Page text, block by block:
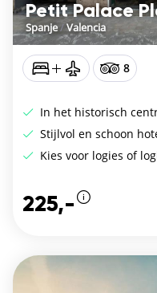
Petit Palace
Spanje/Valencia
8
In het historisch
Stijlvol en schoon
Kies voor logies of
225,-